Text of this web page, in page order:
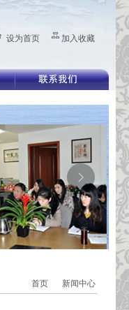
设为首页 加入收藏
首页 新闻中心